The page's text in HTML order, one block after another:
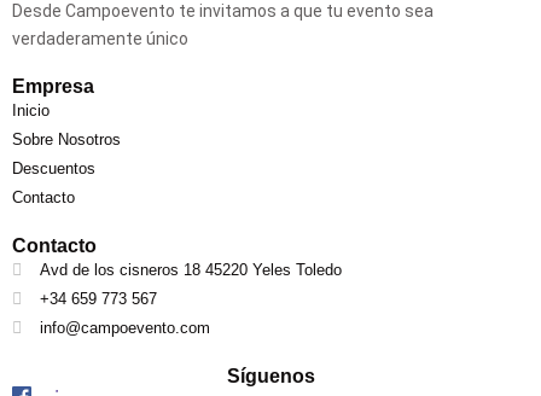
Desde Campoevento te invitamos a que tu evento sea
verdaderamente único
Empresa
Inicio
Sobre Nosotros
Descuentos
Contacto
Contacto
Avd de los cisneros 18 45220 Yeles Toledo
+34 659 773 567
info@campoevento.com
Síguenos